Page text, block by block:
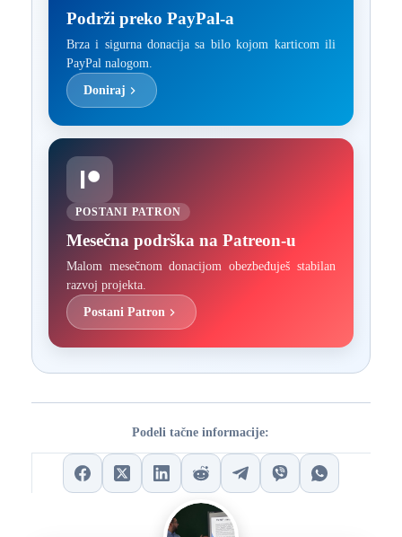
Podrži preko PayPal-a
Brza i sigurna donacija sa bilo kojom karticom ili
PayPal nalogom.
Doniraj
POSTANI PATRON
Mesečna podrška na Patreon-u
Malom mesečnom donacijom obezbeđuješ stabilan
razvoj projekta.
Postani Patron
Podeli tačne informacije: